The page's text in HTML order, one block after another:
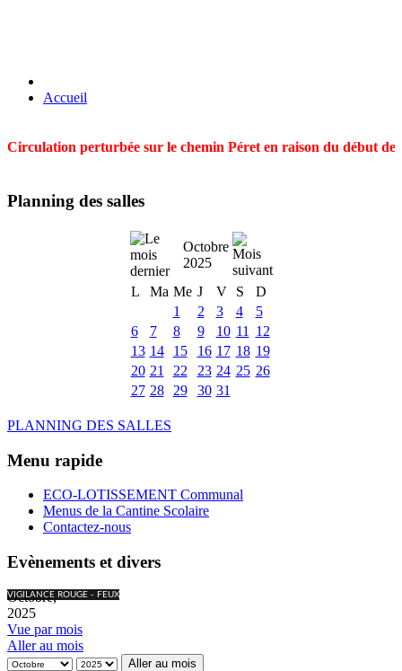
Accueil
Circulation perturbée sur le chemin Péret en raison du début
Planning des salles
Octobre
2025
L
Ma Me J V S
D
1
2 3 4
5
6
7 8 9 10 11
12
13 14 15 16 17 18 19
20 21 22 23 24 25 26
27 28 29 30 31
PLANNING DES SALLES
Menu rapide
ECO-LOTISSEMENT Communal
Menus de la Cantine Scolaire
Contactez-nous
Evènements et divers
VIGILANCE ROUGE - FEUX
Octobre,
2025
Vue par mois
Aller au mois
Aller au mois